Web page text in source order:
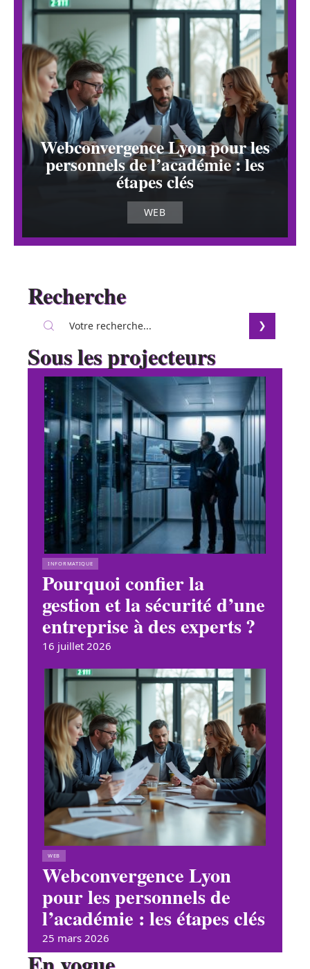
Webconvergence Lyon pour les
personnels de l’académie : les
étapes clés
WEB
Recherche
Sous les projecteurs
INFORMATIQUE
Pourquoi confier la
gestion et la sécurité d’une
entreprise à des experts ?
16 juillet 2026
WEB
Webconvergence Lyon
pour les personnels de
l’académie : les étapes clés
25 mars 2026